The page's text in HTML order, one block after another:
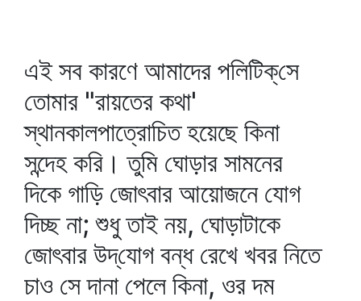
এই সব কারণে আমাদের পলিটিক্‌সে
তোমার "রায়তের কথা'
স্থানকালপাত্রোচিত হয়েছে কিনা
সন্দেহ করি। তুমি ঘোড়ার সামনের
দিকে গাড়ি জোৎবার আয়োজনে যোগ
দিচ্ছ না; শুধু তাই নয়, ঘোড়াটাকে
জোৎবার উদ্‌যোগ বন্ধ রেখে খবর নিতে
চাও সে দানা পেলে কিনা, ওর দম